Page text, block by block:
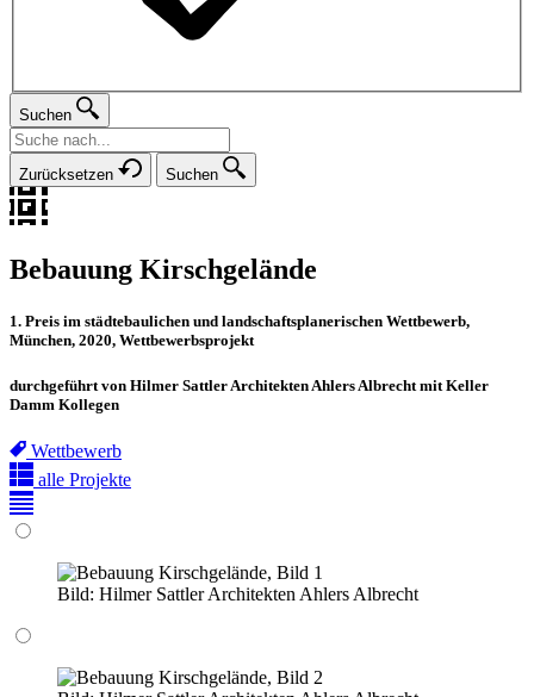
Suchen
Zurücksetzen Suchen
Bebauung Kirschgelände
1. Preis im städtebaulichen und landschaftsplanerischen Wettbewerb,
München, 2020, Wettbewerbsprojekt
durchgeführt von Hilmer Sattler Architekten Ahlers Albrecht mit Keller
Damm Kollegen
Wettbewerb
alle Projekte
Bild: Hilmer Sattler Architekten Ahlers Albrecht